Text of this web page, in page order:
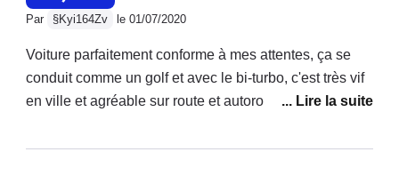
passat. Très imprécis et source d'accident, la detection
est mauvaise et surtout pas à la hauteur d'une voiture
de ce prix en 2022
Par §Kyi164Zv le 01/07/2020
Voiture parfaitement conforme à mes attentes, ça se
conduit comme un golf et avec le bi-turbo, c'est très vif
en ville et agréable sur route et autoroute. La boîte
vite, en particulier en mode sport. A l'intérieur, c'est